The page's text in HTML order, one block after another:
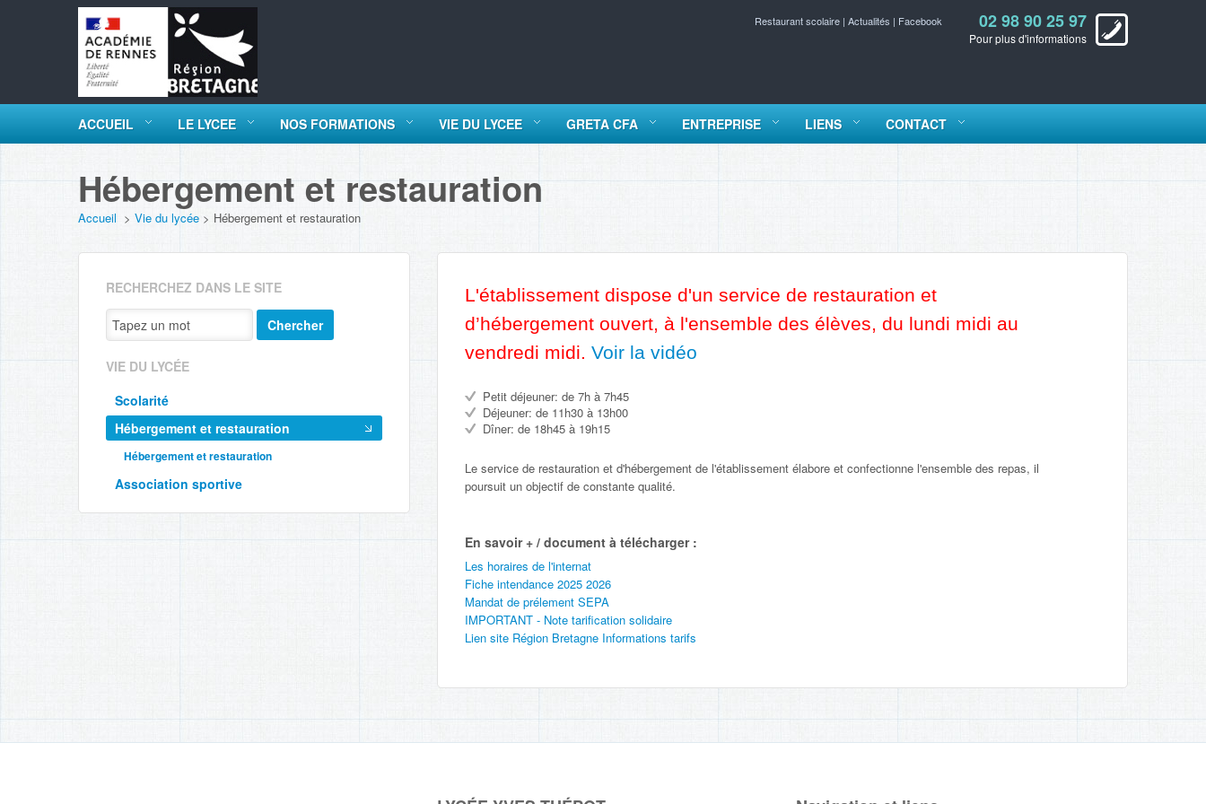
02 98 90 25 97
Pour plus d'informations
Restaurant scolaire | Actualités | Facebook
ACCUEIL LE LYCEE NOS FORMATIONS VIE DU LYCEE GRETA CFA ENTREPRISE LIENS CONTACT
Hébergement et restauration
Accueil > Vie du lycée > Hébergement et restauration
RECHERCHEZ DANS LE SITE
Chercher
VIE DU LYCÉE
Scolarité
Hébergement et restauration
Hébergement et restauration
Association sportive
L'établissement dispose d'un service de restauration et
d’hébergement ouvert, à l'ensemble des élèves, du lundi midi au
vendredi midi. Voir la vidéo
Petit déjeuner: de 7h à 7h45
Déjeuner: de 11h30 à 13h00
Dîner: de 18h45 à 19h15
Le service de restauration et d'hébergement de l'établissement élabore et confectionne l'ensemble des repas, il
poursuit un objectif de constante qualité.
En savoir + / document à télécharger :
Les horaires de l'internat
Fiche intendance 2025 2026
Mandat de prélement SEPA
IMPORTANT - Note tarification solidaire
Lien site Région Bretagne Informations tarifs